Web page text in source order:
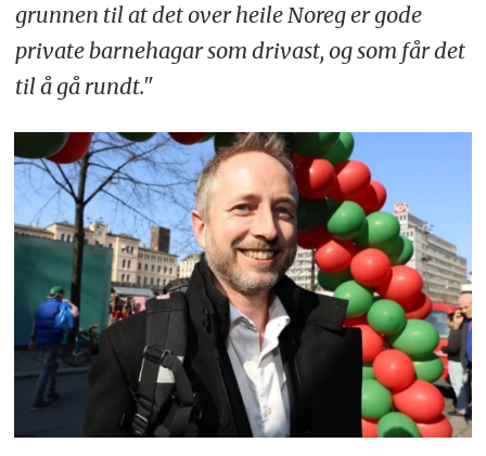
grunnen til at det over heile Noreg er gode
private barnehagar som drivast, og som får det
til å gå rundt."